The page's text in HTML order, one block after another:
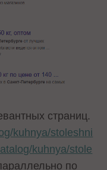
страниц.
kuhnya/stoleshni
kuhnya/stole
по